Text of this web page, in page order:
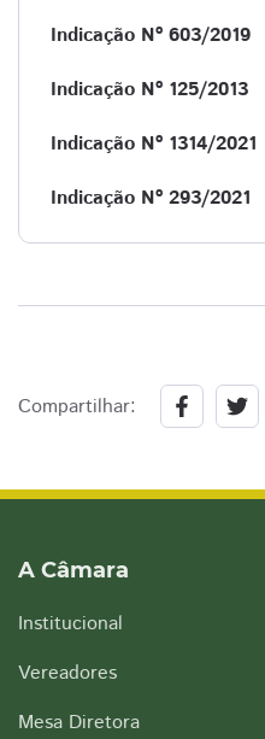
Indicação Nº 603/2019
Indicação Nº 125/2013
Indicação Nº 1314/2021
Indicação Nº 293/2021
Compartilhar:
A Câmara
Institucional
Vereadores
Mesa Diretora